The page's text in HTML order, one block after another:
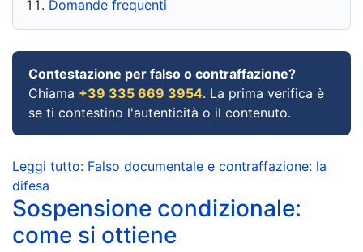
Domande frequenti
Contestazione per falso o contraffazione?
Chiama +39 335 669 3954. La prima verifica è
se ti contestino l'autenticità o il contenuto.
Leggi tutto: Falso documentale e contraffazione: la
difesa
Sospensione condizionale:
come si ottiene